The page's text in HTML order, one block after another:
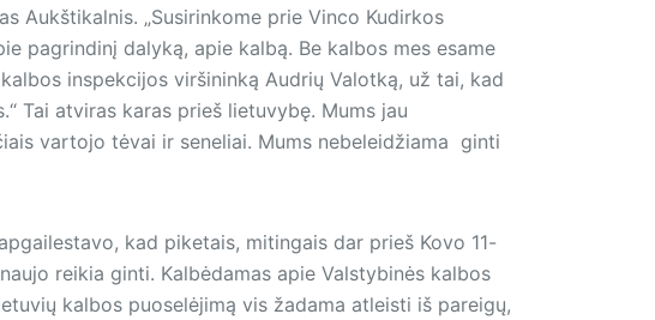
Aukštikalnis. „Susirinkome prie Vinco Kudirkos
pagrindinį dalyką, apie kalbą. Be kalbos mes esame
inspekcijos viršininką Audrių Valotką, už tai, kad
Tai atviras karas prieš lietuvybę. Mums jau
vartojo tėvai ir seneliai. Mums nebeleidžiama ginti
kad piketais, mitingais dar prieš Kovo 11-
reikia ginti. Kalbėdamas apie Valstybinės kalbos
kalbos puoselėjimą vis žadama atleisti iš pareigų,